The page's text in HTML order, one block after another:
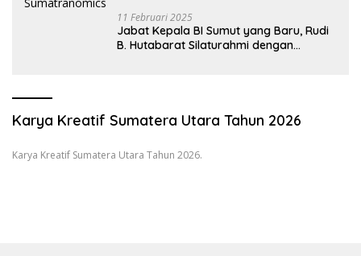
11 Februari 2025
Jabat Kepala BI Sumut yang Baru, Rudi
B. Hutabarat Silaturahmi dengan
Karya Kreatif Sumatera Utara Tahun 2026
Karya Kreatif Sumatera Utara Tahun 2026.